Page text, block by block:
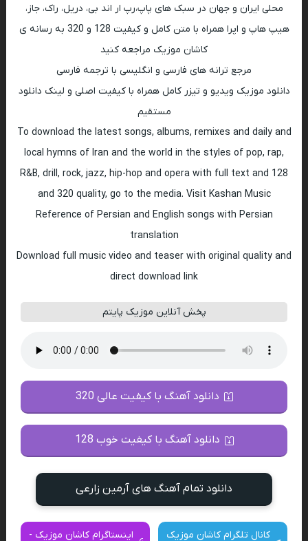
محلی ایران و جهان در سبک های پاپ،رپ ار اند بی، دریل، راک، جاز،
هیپ هاپ و اپرا همراه با متن کامل و کیفیت 128 و 320 به رسانه ی
کاشان موزیک مراجعه کنید
مرجع ترانه های فارسی و انگلیسی با ترجمه فارسی
دانلود موزیک ویدیو و تیزر کامل همراه با کیفیت اصلی و لینک دانلود
مستقیم
To download the latest songs, albums, remixes and daily and
local hymns of Iran and the world in the styles of pop, rap,
R&B, drill, rock, jazz, hip-hop and opera with full text and 128
and 320 quality, go to the media. Visit Kashan Music
Reference of Persian and English songs with Persian
translation
Download full music video and teaser with original quality and
direct download link
پخش آنلاین موزیک پایتم
دانلود آهنگ با کیفیت عالی 320
دانلود آهنگ با کیفیت خوب 128
دانلود تمام آهنگ های آرمین زارعی
کانال تلگرام کاشان موزیک اینستاگرام کاشان موزیک -